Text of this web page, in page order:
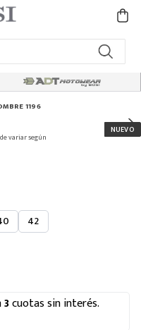
1196
variar según
42
3cuotas sin interés.